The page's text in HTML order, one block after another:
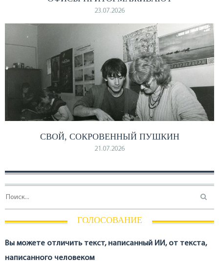
23.07.2026
СВОЙ, СОКРОВЕННЫЙ ПУШКИН
21.07.2026
ГОЛОСОВАНИЕ
Вы можете отличить текст, написанный ИИ, от текста,
написанного человеком